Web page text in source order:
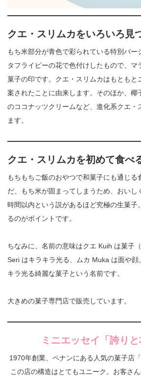
クエ・スリムカをいろいろ見
もち米部分が青色で彩られている特別バー
タフライピーの花で色付けしたもので、マ
菓子の印です。クエ・スリムカはもともと
案されたことに由来します。そのほか、椰
のココナッツクリームなど、進化系クエ・
ます。
クエ・スリムカを初めて食べ
もちもちご飯のおやつで和菓子にも通じる
だ、もち米が固まってしまうため、おいし
時間以内という説があるほど究極の生菓子
るのがポイントです。
ちなみに、名前の意味はクエ Kuih は菓子
Seri はキラキラ光る、ムカ Muka は面や顔
キラ光る綺麗な菓子という名前です。
大きめの菓子専門店で販売しています。
ミニエッセイ「誇りと
1970年創業、ペナンにある人気の菓子店
この店の構造はとてもユニーク。お客さ